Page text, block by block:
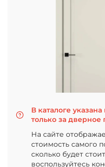
В каталоге
только за дверное
На сайте
стоимость самого
сколько будет
воспользуйтесь